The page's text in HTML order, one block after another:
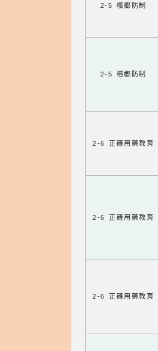
2-5 檳榔防制
2-5 檳榔防制
2-6 正確用藥教育
2-6 正確用藥教育
2-6 正確用藥教育